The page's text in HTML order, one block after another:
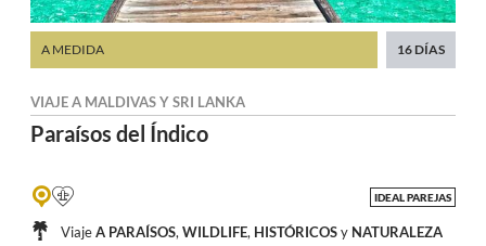
Paraísos del Índico
VIAJE A MALDIVASYSRI LANKA
A MEDIDA 16 DÍAS
IDEAL PAREJAS
ViajeA PARAÍSOS, WILDLIFE, HISTÓRICOSy NATURALEZA